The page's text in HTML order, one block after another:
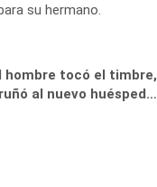
su hermano.
hombre tocó el timbre,
al nuevo huésped…